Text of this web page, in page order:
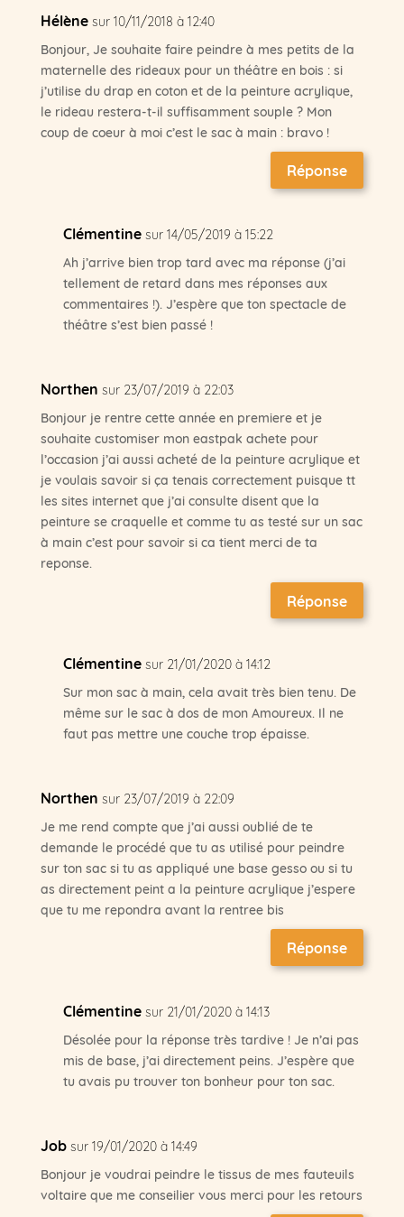
Hélène sur 10/11/2018 à 12:40
Bonjour, Je souhaite faire peindre à mes petits de la
maternelle des rideaux pour un théâtre en bois : si
j’utilise du drap en coton et de la peinture acrylique,
le rideau restera-t-il suffisamment souple ? Mon
coup de coeur à moi c’est le sac à main : bravo !
Réponse
Clémentine sur 14/05/2019 à 15:22
Ah j’arrive bien trop tard avec ma réponse (j’ai
tellement de retard dans mes réponses aux
commentaires !). J’espère que ton spectacle de
théâtre s’est bien passé !
Northen sur 23/07/2019 à 22:03
Bonjour je rentre cette année en premiere et je
souhaite customiser mon eastpak achete pour
l’occasion j’ai aussi acheté de la peinture acrylique et
je voulais savoir si ça tenais correctement puisque tt
les sites internet que j’ai consulte disent que la
peinture se craquelle et comme tu as testé sur un sac
à main c’est pour savoir si ca tient merci de ta
reponse.
Réponse
Clémentine sur 21/01/2020 à 14:12
Sur mon sac à main, cela avait très bien tenu. De
même sur le sac à dos de mon Amoureux. Il ne
faut pas mettre une couche trop épaisse.
Northen sur 23/07/2019 à 22:09
Je me rend compte que j’ai aussi oublié de te
demande le procédé que tu as utilisé pour peindre
sur ton sac si tu as appliqué une base gesso ou si tu
as directement peint a la peinture acrylique j’espere
que tu me repondra avant la rentree bis
Réponse
Clémentine sur 21/01/2020 à 14:13
Désolée pour la réponse très tardive ! Je n’ai pas
mis de base, j’ai directement peins. J’espère que
tu avais pu trouver ton bonheur pour ton sac.
Job sur 19/01/2020 à 14:49
Bonjour je voudrai peindre le tissus de mes fauteuils
voltaire que me conseilier vous merci pour les retours